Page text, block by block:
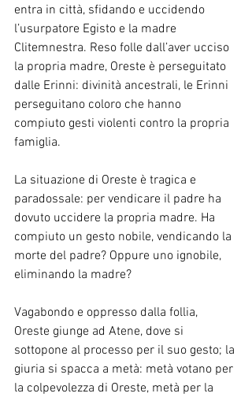
entra in città, sfidando e uccidendo
l’usurpatore Egisto e la madre
Clitemnestra. Reso folle dall’aver ucciso
la propria madre, Oreste è perseguitato
dalle Erinni: divinità ancestrali, le Erinni
perseguitano coloro che hanno
compiuto gesti violenti contro la propria
famiglia.
La situazione di Oreste è tragica e
paradossale: per vendicare il padre ha
dovuto uccidere la propria madre. Ha
compiuto un gesto nobile, vendicando la
morte del padre? Oppure uno ignobile,
eliminando la madre?
Vagabondo e oppresso dalla follia,
Oreste giunge ad Atene, dove si
sottopone al processo per il suo gesto; la
giuria si spacca a metà: metà votano per
la colpevolezza di Oreste, metà per la